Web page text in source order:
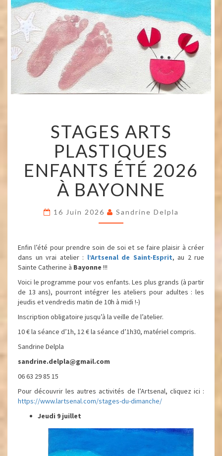
ARTS
PLASTIQUES
ENFANTS
ÉTÉ
2026
À
BAYONNE
STAGES ARTS
PLASTIQUES
ENFANTS ÉTÉ 2026
À BAYONNE
16 Juin 2026 Sandrine Delpla
Enfin l’été pour prendre soin de soi et se faire plaisir à créer
dans un vrai atelier : l’Artsenal de Saint-Esprit, au 2 rue
Sainte Catherine à Bayonne !!!
Voici le programme pour vos enfants. Les plus grands (à partir
de 13 ans), pourront intégrer les ateliers pour adultes : les
jeudis et vendredis matin de 10h à midi !-)
Inscription obligatoire jusqu’à la veille de l’atelier.
10 € la séance d’1h, 12 € la séance d’1h30, matériel compris.
Sandrine Delpla
sandrine.delpla@gmail.com
06 63 29 85 15
Pour découvrir les autres activités de l’Artsenal, cliquez ici :
https://www.lartsenal.com/stages-du-dimanche/
Jeudi 9 juillet